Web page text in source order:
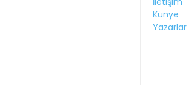
Künye
Yazarlar